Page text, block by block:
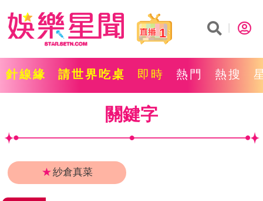
1
針線緣 請世界吃桌 即時 熱門 熱搜
關鍵字
★紗倉真菜